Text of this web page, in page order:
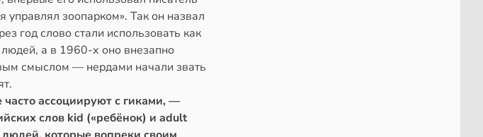
управлял зоопарком». Так он назвал
год слово стали использовать как
а в 1960-х оно внезапно
смыслом — нердами начали звать
ассоциируют с гиками, —
слов kid («ребёнок) и adult